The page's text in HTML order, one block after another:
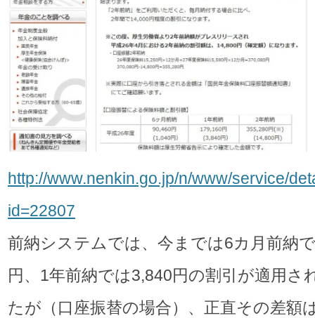
http://www.nenkin.go.jp/n/www/service/
id=22807
前納システムでは、今までは6カ月前納
円、1年前納では3,840円の割引が適用さ
たが（口座振替の場合）、正直その差額